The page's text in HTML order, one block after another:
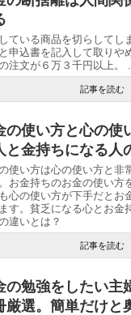
ている商品を切らしてし
申込書を記入して取りや
注文が６万３千円以上。 ...
記事を読む
の使い方と心の使
と金持ちになる人
使い方は心の使い方と非
お金持ちのお金の使い方
心の使い方が下手だとお
す。貧乏になる心とお金
違いとは？
記事を読む
の勉強をしたい主
厳選。簡単だけと